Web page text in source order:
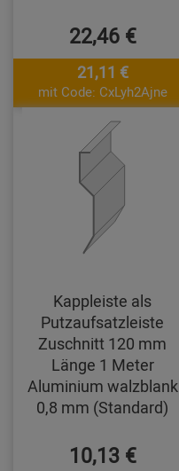
22,46 €
21,11 €
mit Code: CxLyh2Ajne
Kappleiste als
Putzaufsatzleiste
Zuschnitt 120 mm
Länge 1 Meter
Aluminium walzblank
0,8 mm (Standard)
10,13 €